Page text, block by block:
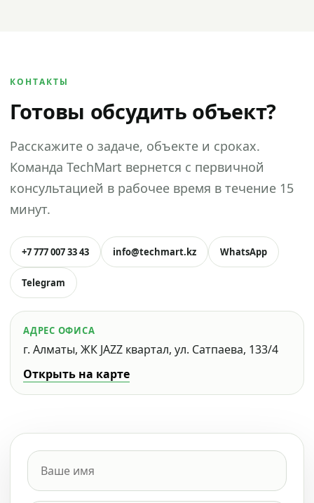
КОНТАКТЫ
Готовы обсудить объект?
Расскажите о задаче, объекте и сроках.
Команда TechMart вернется с первичной
консультацией в рабочее время в течение 15
минут.
+7 777 007 33 43 info@techmart.kz WhatsApp
Telegram
АДРЕС ОФИСА
г. Алматы, ЖК JAZZ квартал, ул. Сатпаева, 133/4
Открыть на карте